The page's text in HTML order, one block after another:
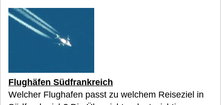
Flughäfen Südfrankreich
Welcher Flughafen passt zu welchem Reiseziel in